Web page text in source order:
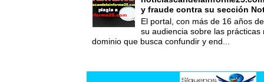
y fraude contra su sección
El portal, con más de 16 años
su audiencia sobre las prácticas
dominio que busca confundir y end...